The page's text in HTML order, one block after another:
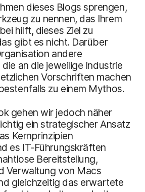
dieses Blogs sprengen,
zu nennen, das Ihrem
hilft, dieses Ziel zu
gibt es nicht. Darüber
andere
an die jeweilige Industrie
Vorschriften machen
zu einem Mythos.
gehen wir jedoch näher
ein strategischer Ansatz
Kernprinzipien
es IT-Führungskräften
Bereitstellung,
Verwaltung von Macs
gleichzeitig das erwartete